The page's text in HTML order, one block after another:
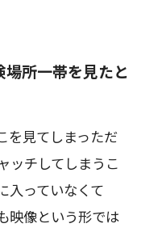
所一帯を見たと
を見てしまっただ
ッチしてしまうこ
入っていなくて
映像という形では